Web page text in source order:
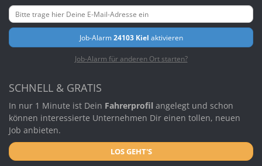
Job-Alarm24103 Kiel aktivieren
Job-Alarm für anderen Ort starten?
SCHNELL & GRATIS
In nur 1 Minute ist Dein Fahrerprofil angelegt und schon
können interessierte Unternehmen Dir einen tollen, neuen
Job anbieten.
LOS GEHT'S